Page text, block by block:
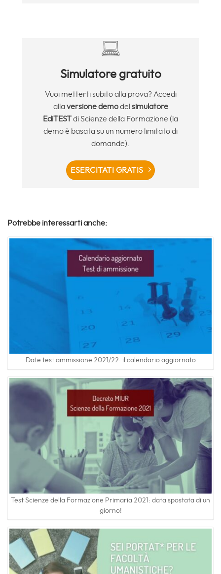
Simulatore gratuito
Vuoi metterti subito alla prova? Accedi
allaversione demodel simulatore
EdiTESTdi Scienze della Formazione (la
demo è basata su un numero limitato di
domande).
ESERCITATI GRATIS
Potrebbe interessarti anche:
Date test ammissione 2021/22: il calendario aggiornato
Test Scienze della Formazione Primaria 2021: data spostata di un
giorno!